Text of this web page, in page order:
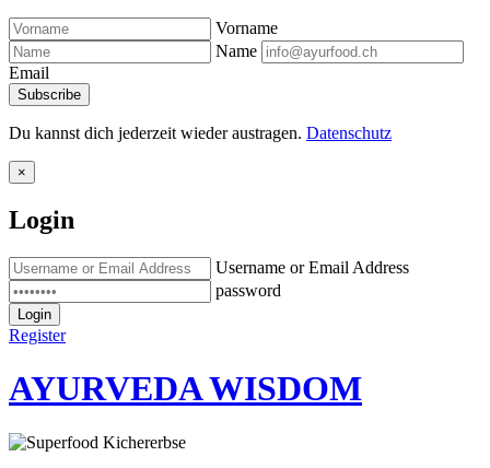
Vorname
Name
Email
Du kannst dich jederzeit wieder austragen. Datenschutz
×
Login
Username or Email Address
password
Login
Register
AYURVEDA WISDOM